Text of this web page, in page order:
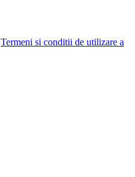
Termeni si conditii de utilizare a